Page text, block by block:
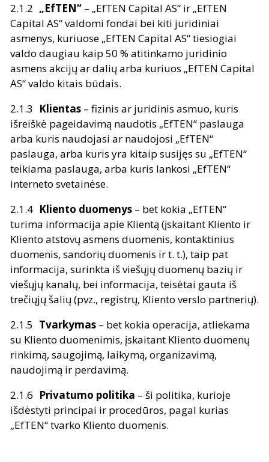
„EfTEN“ – „EfTEN Capital AS“ ir „EfTEN
Capital AS“ valdomi fondai bei kiti juridiniai
asmenys, kuriuose „EfTEN Capital AS“ tiesiogiai
valdo daugiau kaip 50 % atitinkamo juridinio
asmens akcijų ar dalių arba kuriuos „EfTEN Capital
AS“ valdo kitais būdais.
Klientas – fizinis ar juridinis asmuo, kuris
išreiškė pageidavimą naudotis „EfTEN“ paslauga
arba kuris naudojasi ar naudojosi „EfTEN“
paslauga, arba kuris yra kitaip susijęs su „EfTEN“
teikiama paslauga, arba kuris lankosi „EfTEN“
interneto svetainėse.
Kliento duomenys – bet kokia „EfTEN“
turima informacija apie Klientą (įskaitant Kliento ir
Kliento atstovų asmens duomenis, kontaktinius
duomenis, sandorių duomenis ir t. t.), taip pat
informacija, surinkta iš viešųjų duomenų bazių ir
viešųjų kanalų, bei informacija, teisėtai gauta iš
trečiųjų šalių (pvz., registrų, Kliento verslo partnerių).
Tvarkymas – bet kokia operacija, atliekama
su Kliento duomenimis, įskaitant Kliento duomenų
rinkimą, saugojimą, laikymą, organizavimą,
naudojimą ir perdavimą.
Privatumo politika – ši politika, kurioje
išdėstyti principai ir procedūros, pagal kurias
„EfTEN“ tvarko Kliento duomenis.